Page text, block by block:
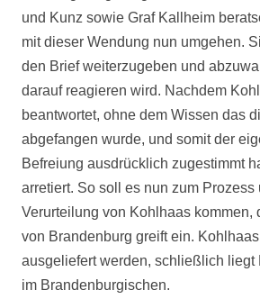
und Kunz sowie Graf Kallheim
mit dieser Wendung nun umgehen.
den Brief weiterzugeben und
darauf reagieren wird. Nachdem
beantwortet, ohne dem Wissen das
abgefangen wurde, und somit der
Befreiung ausdrücklich zugestimmt
arretiert. So soll es nun zum Prozess
Verurteilung von Kohlhaas kommen,
von Brandenburg greift ein.
ausgeliefert werden, schließlich liegt
im Brandenburgischen.